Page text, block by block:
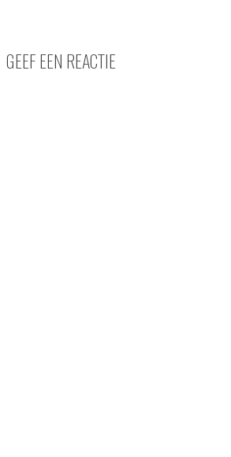
GEEF EEN REACTIE